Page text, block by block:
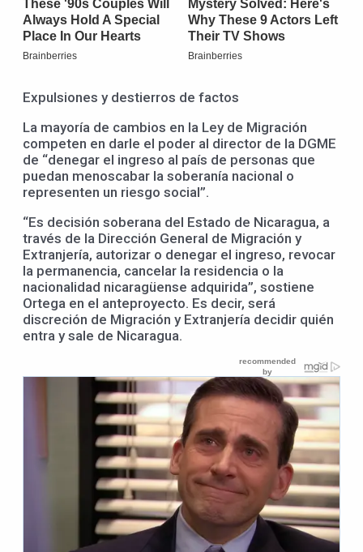
Expulsiones y destierros de factos
La mayoría de cambios en la Ley de Migración
competen en darle el poder al director de la DGME
de “denegar el ingreso al país de personas que
puedan menoscabar la soberanía nacional o
representen un riesgo social”.
“Es decisión soberana del Estado de Nicaragua, a
través de la Dirección General de Migración y
Extranjería, autorizar o denegar el ingreso, revocar
la permanencia, cancelar la residencia o la
nacionalidad nicaragüense adquirida”, sostiene
Ortega en el anteproyecto. Es decir, será
discreción de Migración y Extranjería decidir quién
entra y sale de Nicaragua.